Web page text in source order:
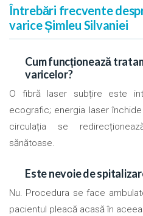
Întrebări frecvente
varice Șimleu Silvaniei
Cum funcționează
varicelor?
O fibră laser subțire este
ecografic; energia laser
circulația se
sănătoase.
Este nevoie de
Nu. Procedura se face
pacientul pleacă acasă în